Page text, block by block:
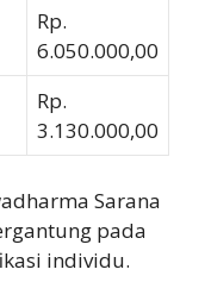
Rp.
6.050.000,00
Rp.
3.130.000,00
Sarana
pada
individu.